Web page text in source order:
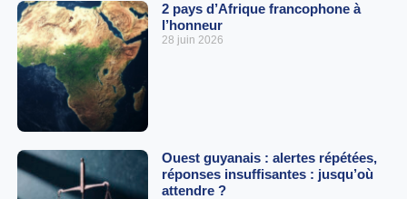
2 pays d’Afrique francophone à
l’honneur
28 juin 2026
Ouest guyanais : alertes répétées,
réponses insuffisantes : jusqu’où
attendre ?